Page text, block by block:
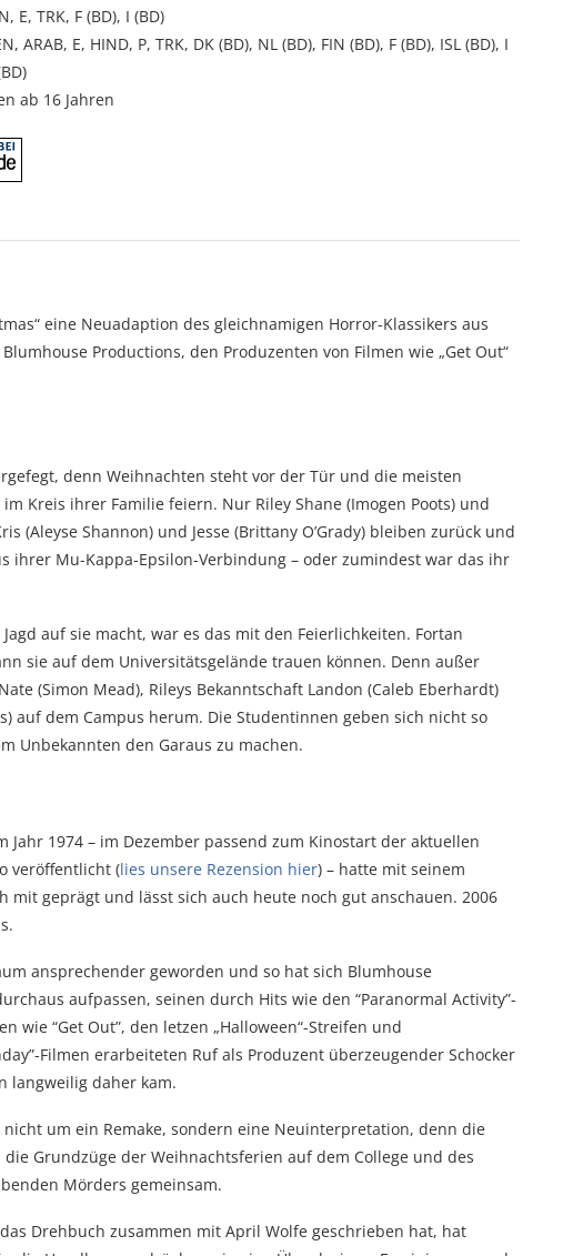
E, TRK, F (BD), I (BD)
ARAB, E, HIND, P, TRK, DK (BD), NL (BD), FIN (BD), F (BD), ISL (BD), I
ab 16 Jahren
eine Neuadaption des gleichnamigen Horror-Klassikers aus
Productions, den Produzenten von Filmen wie „Get Out“
denn Weihnachten steht vor der Tür und die meisten
Kreis ihrer Familie feiern. Nur Riley Shane (Imogen Poots) und
(Aleyse Shannon) und Jesse (Brittany O’Grady) bleiben zurück und
ihrer Mu-Kappa-Epsilon-Verbindung – oder zumindest war das ihr
auf sie macht, war es das mit den Feierlichkeiten. Fortan
sie auf dem Universitätsgelände trauen können. Denn außer
(Simon Mead), Rileys Bekanntschaft Landon (Caleb Eberhardt)
auf dem Campus herum. Die Studentinnen geben sich nicht so
Unbekannten den Garaus zu machen.
Jahr 1974 – im Dezember passend zum Kinostart der aktuellen
veröffentlicht (lies unsere Rezension hier) – hatte mit seinem
mit geprägt und lässt sich auch heute noch gut anschauen. 2006
ansprechender geworden und so hat sich Blumhouse
aufpassen, seinen durch Hits wie den “Paranormal Activity”-
wie “Get Out”, den letzen „Halloween“-Streifen und
Filmen erarbeiteten Ruf als Produzent überzeugender Schocker
langweilig daher kam.
nicht um ein Remake, sondern eine Neuinterpretation, denn die
Grundzüge der Weihnachtsferien auf dem College und des
Mörders gemeinsam.
das Drehbuch zusammen mit April Wolfe geschrieben hat, hat